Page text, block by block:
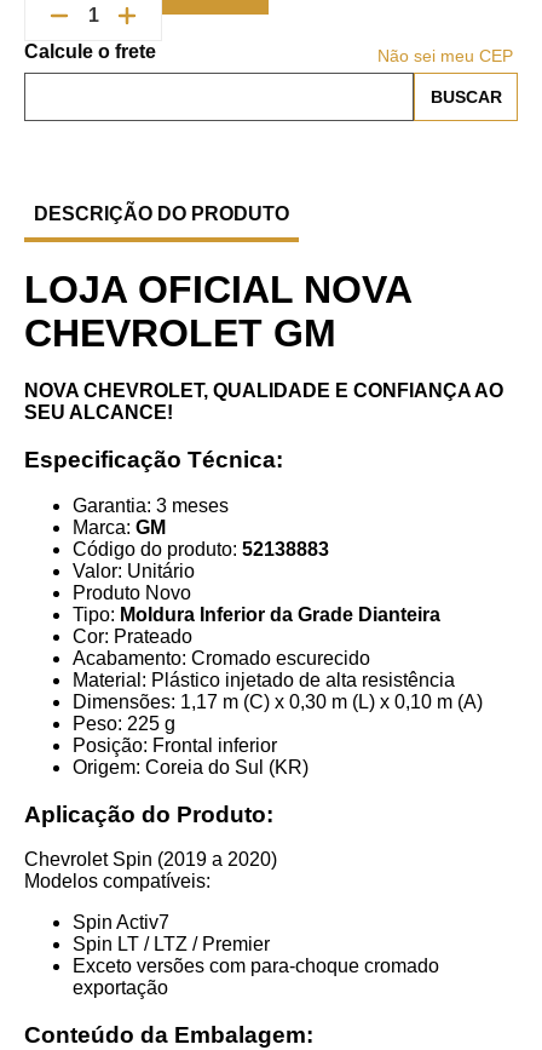
Não sei meu CEP
DESCRIÇÃO DO PRODUTO
LOJA OFICIAL NOVA
CHEVROLET GM
NOVA CHEVROLET, QUALIDADE E CONFIANÇA AO
SEU ALCANCE!
Especificação Técnica:
Garantia: 3 meses
Marca: GM
Código do produto: 52138883
Valor: Unitário
Produto Novo
Tipo: Moldura Inferior da Grade Dianteira
Cor: Prateado
Acabamento: Cromado escurecido
Material: Plástico injetado de alta resistência
Dimensões: 1,17 m (C) x 0,30 m (L) x 0,10 m (A)
Peso: 225 g
Posição: Frontal inferior
Origem: Coreia do Sul (KR)
Aplicação do Produto:
Chevrolet Spin (2019 a 2020)
Modelos compatíveis:
Spin Activ7
Spin LT / LTZ / Premier
Exceto versões com para-choque cromado
exportação
Conteúdo da Embalagem: